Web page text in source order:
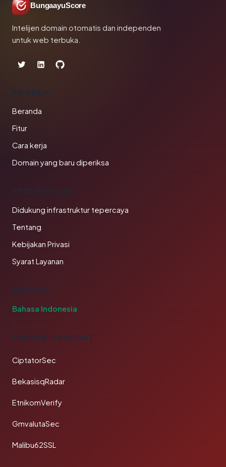
BungaayuScore
Intelijen domain otomatis dan independen
untuk web terbuka.
PRODUK
Beranda
Fitur
Cara kerja
Domain yang baru diperiksa
PERUSAHAAN
Didukung infrastruktur tepercaya
Tentang
Kebijakan Privasi
Syarat Layanan
BAHASA
Bahasa Indonesia
TAUTAN SAHABAT
CiptatorSec
BekasisqRadar
EtnikomVerify
GmvalutaSec
Malibu62SSL